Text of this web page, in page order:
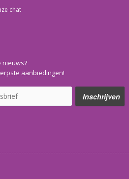
chat
nieuws?
aanbiedingen!